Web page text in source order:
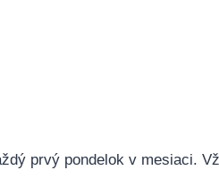
prvý pondelok v mesiaci.